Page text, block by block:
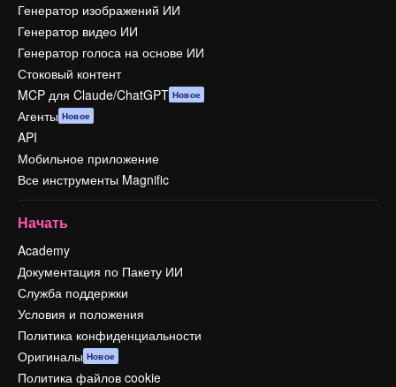
Генератор изображений ИИ
Генератор видео ИИ
Генератор голоса на основе ИИ
Стоковый контент
MCP для Claude/ChatGPT Новое
Агенты Новое
API
Мобильное приложение
Все инструменты Magnific
Начать
Academy
Документация по Пакету ИИ
Служба поддержки
Условия и положения
Политика конфиденциальности
Оригиналы Новое
Политика файлов cookie